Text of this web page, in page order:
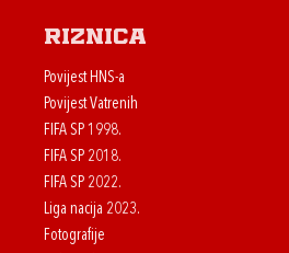
Riznica
Povijest HNS-a
Povijest Vatrenih
FIFA SP 1998.
FIFA SP 2018.
FIFA SP 2022.
Liga nacija 2023.
Fotografije